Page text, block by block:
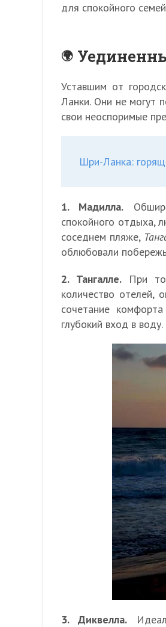
для спокойного
Уставшим от
Ланки. Они не могут
свои неоспоримые
Шри-Ланка:
1. Мадилла.
спокойного отдыха,
соседнем пляже,
облюбовали
2. Тангалле.При
количество отелей,
сочетание
глубокий вход в воду.
3. Диквелла.